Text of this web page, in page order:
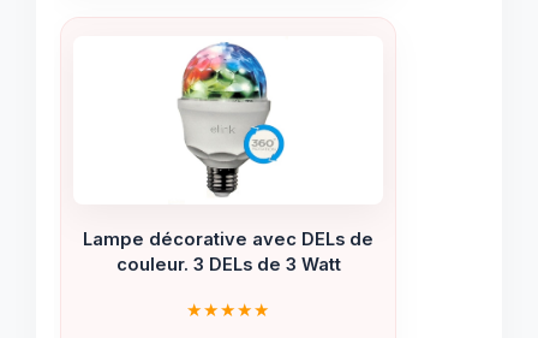
59.99 $.29.99 $.
Lampe décorative avec DELs de
couleur. 3 DELs de 3 Watt